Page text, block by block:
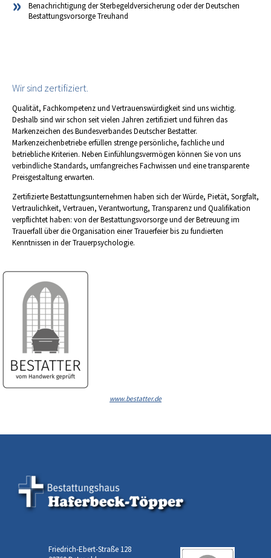
Benachrichtigung der Sterbegeldversicherung oder der Deutschen
Bestattungsvorsorge Treuhand
Wir sind zertifiziert.
Qualität, Fachkompetenz und Vertrauenswürdigkeit sind uns wichtig.
Deshalb sind wir schon seit vielen Jahren zertifiziert und führen das
Markenzeichen des Bundesverbandes Deutscher Bestatter.
Markenzeichenbetriebe erfüllen strenge persönliche, fachliche und
betriebliche Kriterien. Neben Einfühlungsvermögen können Sie von uns
verbindliche Standards, umfangreiches Fachwissen und eine transparente
Preisgestaltung erwarten.
Zertifizierte Bestattungsunternehmen haben sich der Würde, Pietät, Sorgfalt,
Vertraulichkeit, Vertrauen, Verantwortung, Transparenz und Qualifikation
verpflichtet haben: von der Bestattungsvorsorge und der Betreuung im
Trauerfall über die Organisation einer Trauerfeier bis zu fundierten
Kenntnissen in der Trauerpsychologie.
www.bestatter.de
Friedrich-Ebert-Straße 128